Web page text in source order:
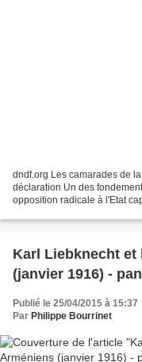
dndf.org Les camarades de
déclaration Un des
opposition radicale à l'Etat
Karl Liebknecht et
(janvier 1916) -
Publié le 25/04/2015 à 15:37
Par Philippe Bourrinet